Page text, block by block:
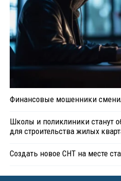
Финансовые мошенники
Школы и поликлиники станут
для строительства жилых
Создать новое СНТ на месте